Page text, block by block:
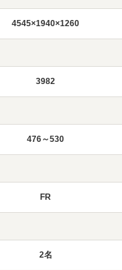
4545×1940×1260
3982
476～530
FR
2名